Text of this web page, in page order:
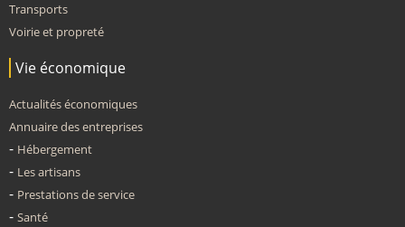
Transports
Voirie et propreté
Vie économique
Actualités économiques
Annuaire des entreprises
Hébergement
Les artisans
Prestations de service
Santé